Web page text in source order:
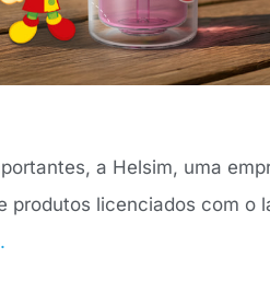
a Helsim, uma
produtos licenciados com o